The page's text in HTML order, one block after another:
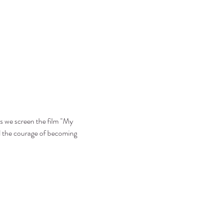
we screen the film "My
courage of becoming